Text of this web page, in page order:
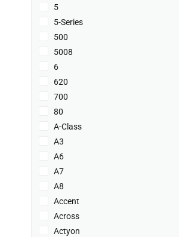
5
5-Series
500
5008
6
620
700
80
A-Class
A3
A6
A7
A8
Accent
Across
Actyon